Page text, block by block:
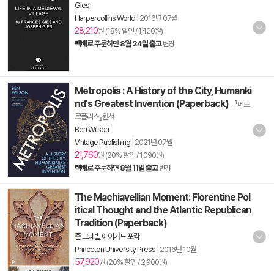
Gies
Harpercollins World 2016년 07월
28,210원 (18% 할인 / 1,420원)
택배로 주문하면 8월 24일 출고 변경
Metropolis : A History of the City, Humanki
nd's Greatest Invention (Paperback) - 『메트
로폴리스』원서
Ben Wilson
Vintage Publishing 2021년 07월
21,760원 (20% 할인 / 1,090원)
택배로 주문하면 8월 11일 출고 변경
The Machiavellian Moment: Florentine Pol
itical Thought and the Atlantic Republican
Tradition (Paperback)
존 그레빌 에이가드 포칵
Princeton University Press 2016년 10월
57,920원 (20% 할인 / 2,900원)